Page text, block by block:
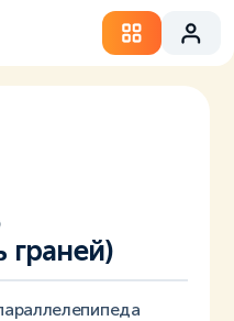
граней)